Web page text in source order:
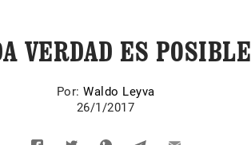
VERDAD ES POSIBLE
Por: Waldo Leyva
26/1/2017